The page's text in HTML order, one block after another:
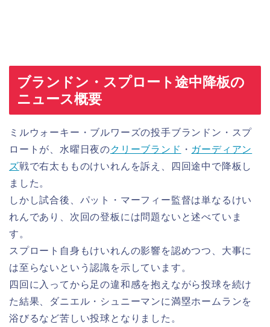
ブランドン・スプロート途中降板の
ニュース概要
ミルウォーキー・ブルワーズの投手ブランドン・スプ
ロートが、水曜日夜のクリーブランド ・ ガーディアン
ズ戦で右太もものけいれんを訴え、四回途中で降板し
ました。
しかし試合後、パット・マーフィー監督は単なるけい
れんであり、次回の登板には問題ないと述べていま
す。
スプロート自身もけいれんの影響を認めつつ、大事に
は至らないという認識を示しています。
四回に入ってから足の違和感を抱えながら投球を続け
た結果、ダニエル・シュニーマンに満塁ホームランを
浴びるなど苦しい投球となりました。